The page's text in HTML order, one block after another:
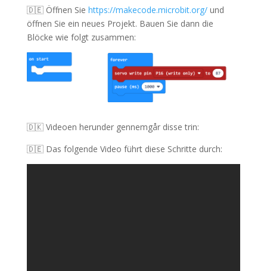
🇩🇪 Öffnen Sie https://makecode.microbit.org/und
öffnen Sie ein neues Projekt. Bauen Sie dann die
Blöcke wie folgt zusammen:
🇩🇰 Videoen herunder gennemgår disse trin:
🇩🇪 Das folgende Video führt diese Schritte durch: